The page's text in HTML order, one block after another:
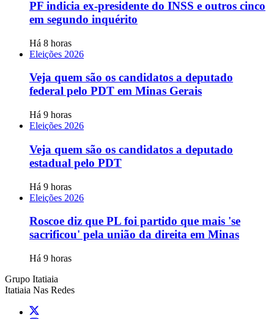
PF indicia ex-presidente do INSS e outros cinco
em segundo inquérito
Há 8 horas
Eleições 2026
Veja quem são os candidatos a deputado
federal pelo PDT em Minas Gerais
Há 9 horas
Eleições 2026
Veja quem são os candidatos a deputado
estadual pelo PDT
Há 9 horas
Eleições 2026
Roscoe diz que PL foi partido que mais 'se
sacrificou' pela união da direita em Minas
Há 9 horas
Grupo Itatiaia
Itatiaia Nas Redes